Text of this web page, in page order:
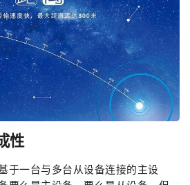
性
于一台与多台从设备连接的主设